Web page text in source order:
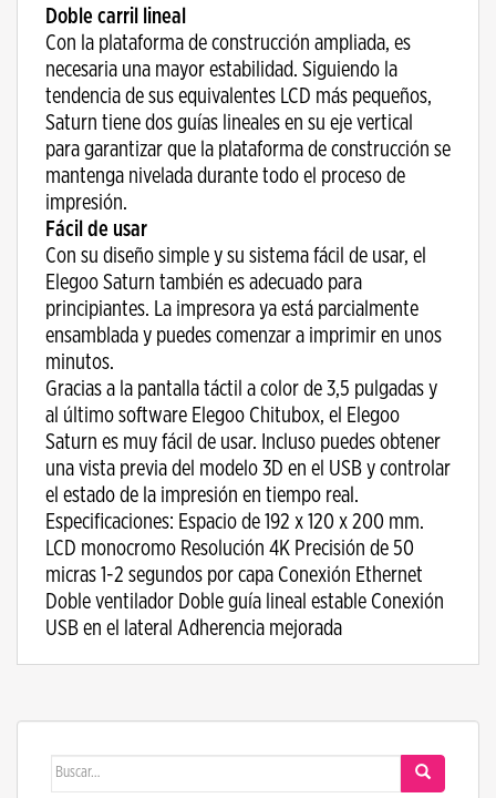
Doble carril lineal
Con la plataforma de construcción ampliada, es
necesaria una mayor estabilidad. Siguiendo la
tendencia de sus equivalentes LCD más pequeños,
Saturn tiene dos guías lineales en su eje vertical
para garantizar que la plataforma de construcción se
mantenga nivelada durante todo el proceso de
impresión.
Fácil de usar
Con su diseño simple y su sistema fácil de usar, el
Elegoo Saturn también es adecuado para
principiantes. La impresora ya está parcialmente
ensamblada y puedes comenzar a imprimir en unos
minutos.
Gracias a la pantalla táctil a color de 3,5 pulgadas y
al último software Elegoo Chitubox, el Elegoo
Saturn es muy fácil de usar. Incluso puedes obtener
una vista previa del modelo 3D en el USB y controlar
el estado de la impresión en tiempo real.
Especificaciones: Espacio de 192 x 120 x 200 mm.
LCD monocromo Resolución 4K Precisión de 50
micras 1-2 segundos por capa Conexión Ethernet
Doble ventilador Doble guía lineal estable Conexión
USB en el lateral Adherencia mejorada
Buscar: